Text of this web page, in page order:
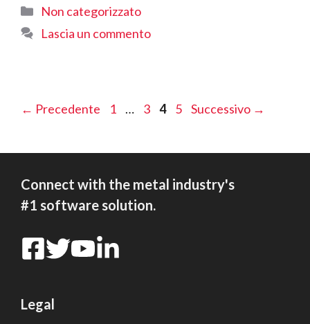
Categorie
Non categorizzato
Lascia un commento
← Precedente Pagina
1 … Pagina
3 Pagina
4 Pagina
5 Successivo →
Connect with the metal industry's
#1 software solution.
Legal